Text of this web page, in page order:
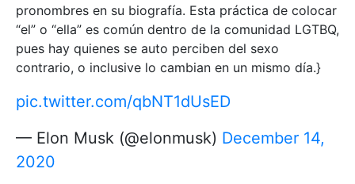
pronombres en su biografía. Esta práctica de colocar
“el” o “ella” es común dentro de la comunidad LGTBQ,
pues hay quienes se auto perciben del sexo
contrario, o inclusive lo cambian en un mismo día.}
pic.twitter.com/qbNT1dUsED
— Elon Musk (@elonmusk) December 14,
2020